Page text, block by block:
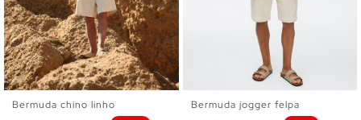
L XL
Bermuda chino linho
S L XL
Bermuda jogger felpa